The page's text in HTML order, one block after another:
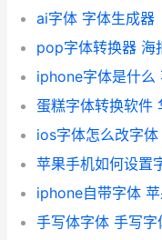
ai字体 字体生成器
pop字体转换器 海
iphone字体是什么
ios字体怎么改字
苹果手机如何设置
iphone自带字体
手写体字体 手写